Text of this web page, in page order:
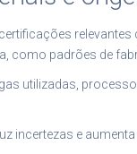
relevantes
como padrões de
utilizadas,
incertezas e